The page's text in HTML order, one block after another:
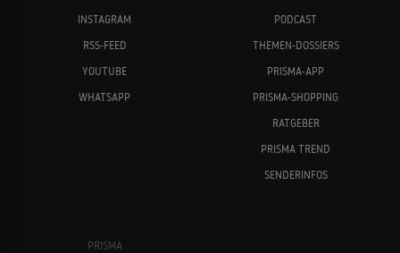
INSTAGRAM
RSS-FEED
YOUTUBE
WHATSAPP
PODCAST
THEMEN-DOSSIERS
PRISMA-APP
PRISMA-SHOPPING
RATGEBER
PRISMA TREND
SENDERINFOS
PRISMA